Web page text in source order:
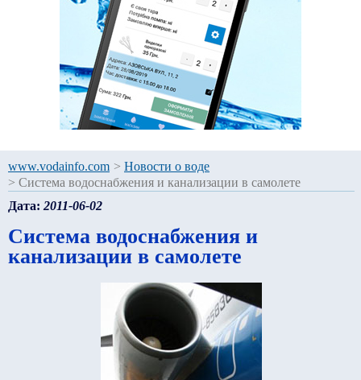
www.vodainfo.com > Новости о воде
> Система водоснабжения и канализации в самолете
Дата: 2011-06-02
Система водоснабжения и
канализации в самолете